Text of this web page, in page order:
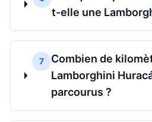
t-elle une
7
Combien de
Lamborghini
parcourus ?